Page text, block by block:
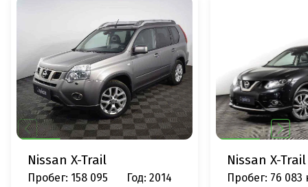
Nissan X-Trail
Пробег: 158 095
Год: 2014
Nissan X-Trail
Пробег: 76 083